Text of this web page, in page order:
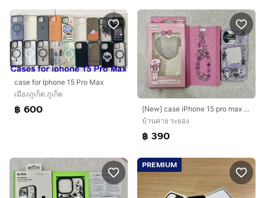
case for Iphone 15 Pro Max
เมืองภูเก็ต ภูเก็ต
฿ 600
[New] case iPhone 15 pro max esther bunny แท้
บ้านค่าย ระยอง
฿ 390
PREMIUM